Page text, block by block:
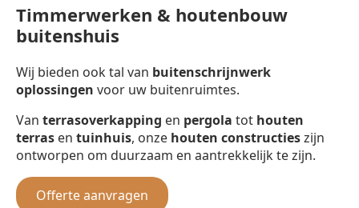
Timmerwerken & houtenbouw
buitenshuis
Wij bieden ook tal van buitenschrijnwerk
oplossingen voor uw buitenruimtes.
Van terrasoverkapping en pergola tot houten
terras en tuinhuis, onze houten constructieszijn
ontworpen om duurzaam en aantrekkelijk te zijn.
Offerte aanvragen